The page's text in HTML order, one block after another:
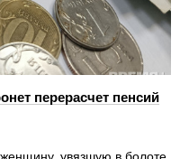
перерасчет пенсий
увязшую в болоте